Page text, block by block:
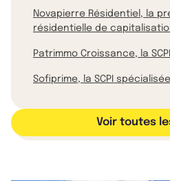
Novapierre Résidentiel, la
résidentielle de
Patrimmo Croissance, la
Sofiprime, la SCPI
Voir toutes